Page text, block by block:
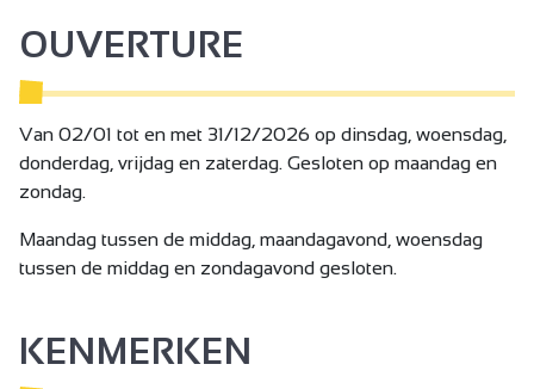
OUVERTURE
Van 02/01 tot en met 31/12/2026 op dinsdag, woensdag,
donderdag, vrijdag en zaterdag. Gesloten op maandag en
zondag.
Maandag tussen de middag, maandagavond, woensdag
tussen de middag en zondagavond gesloten.
KENMERKEN